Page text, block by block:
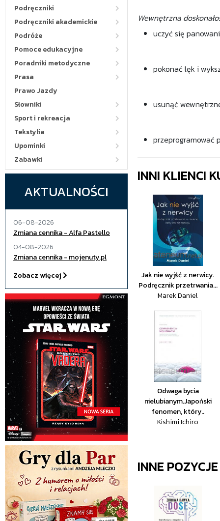
Podręczniki
Podręczniki akademickie
Podróże
Pomoce edukacyjne
Poradniki metodyczne
Prasa
Prawo Jazdy
Słowniki
Sport i rekreacja
Tekstylia
Upominki
Zabawki
AKTUALNOŚCI
06-08-2026
Zmiana cennika - Alfa Pastello
04-08-2026
Zmiana cennika - mojenuty.pl
Zobacz więcej
Wewnętrzna
uczyć się
pokonać lęk i
usunąć
przeprogramować
INNI KLIENCI
Jak nie wyjść z nerwicy.
Podręcznik przetrwania...
Marek Daniel
Odwaga bycia
nielubianym.Japoński
fenomen, który..
Kishimi Ichiro
INNE